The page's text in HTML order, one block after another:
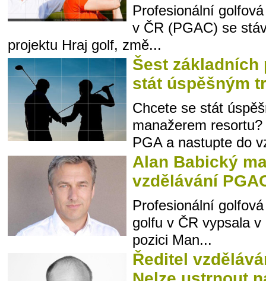
Profesionální
v ČR (PGAC) se
projektu Hraj golf, změ...
Šest základních
stát úspěšným
Chcete se stát
manažerem
PGA a nastupte do
Alan Babický
vzdělávání
Profesionální
golfu v ČR vypsala
pozici Man...
Ředitel